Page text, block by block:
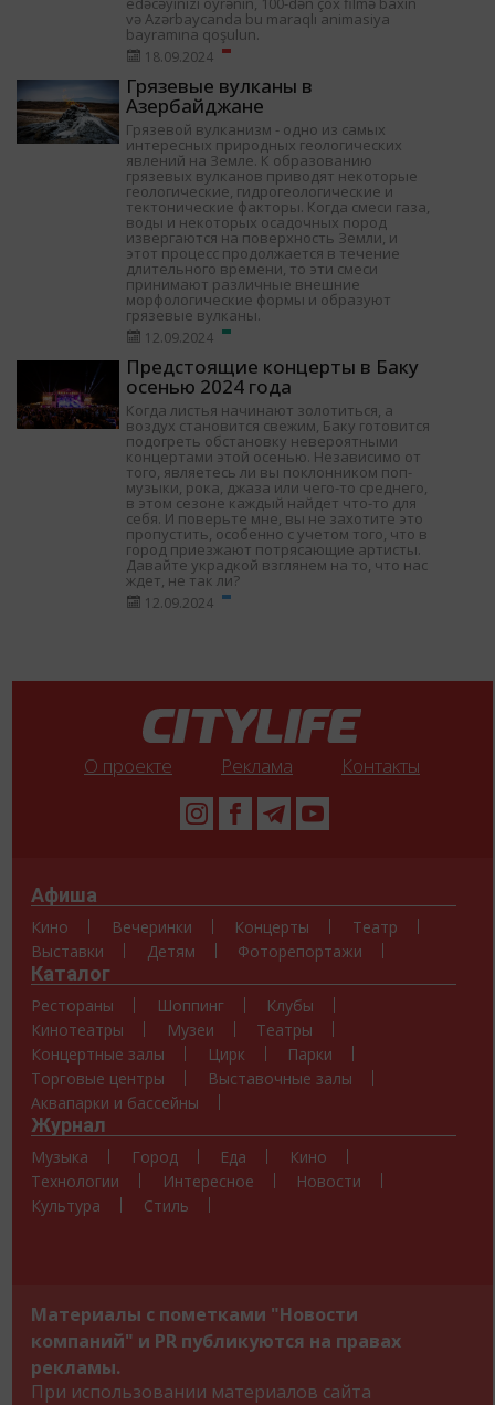
və Azərbaycanda bu maraqlı animasiya
bayramına qoşulun.
18.09.2024
Грязевые вулканы в
Азербайджане
Грязевой вулканизм - одно из самых
интересных природных геологических
явлений на Земле. К образованию
грязевых вулканов приводят некоторые
геологические, гидрогеологические и
тектонические факторы. Когда смеси газа,
воды и некоторых осадочных пород
извергаются на поверхность Земли, и
этот процесс продолжается в течение
длительного времени, то эти смеси
принимают различные внешние
морфологические формы и образуют
грязевые вулканы.
12.09.2024
Предстоящие концерты в Баку
осенью 2024 года
Когда листья начинают золотиться, а
воздух становится свежим, Баку готовится
подогреть обстановку невероятными
концертами этой осенью. Независимо от
того, являетесь ли вы поклонником поп-
музыки, рока, джаза или чего-то среднего,
в этом сезоне каждый найдет что-то для
себя. И поверьте мне, вы не захотите это
пропустить, особенно с учетом того, что в
город приезжают потрясающие артисты.
Давайте украдкой взглянем на то, что нас
ждет, не так ли?
12.09.2024
О проекте Реклама Контакты
Афиша
Кино Вечеринки Концерты
Театр
Выставки
Детям Фоторепортажи
Каталог
Рестораны Шоппинг
Клубы
Кинотеатры
Музеи
Театры
Концертные залы
Цирк
Парки
Торговые центры
Выставочные залы
Аквапарки и бассейны
Журнал
Музыка Город Еда
Кино
Технологии
Интересное
Новости
Культура
Стиль
Материалы с пометками "Новости
компаний" и PR публикуются на правах
рекламы.
При использовании материалов сайта